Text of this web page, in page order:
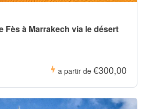
Fès à Marrakech via le désert
a partir de €300,00